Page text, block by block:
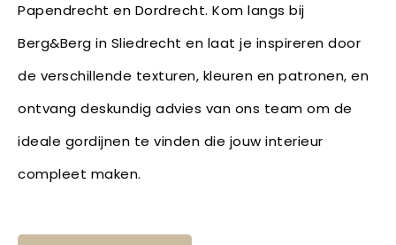
Papendrecht en Dordrecht. Kom langs bij
Berg&Berg in Sliedrecht en laat je inspireren door
de verschillende texturen, kleuren en patronen, en
ontvang deskundig advies van ons team om de
ideale gordijnen te vinden die jouw interieur
compleet maken.